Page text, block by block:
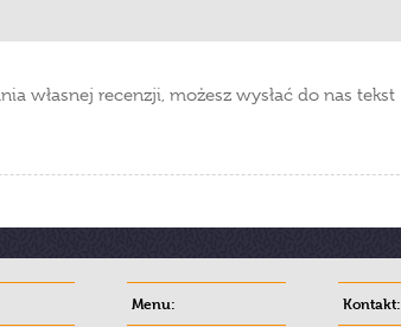
własnej recenzji, możesz wysłać do nas tekst
Menu: Kontakt: